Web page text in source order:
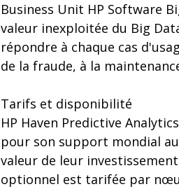
Business Unit HP Software
valeur inexploitée du Big
répondre à chaque cas
de la fraude, à la
Tarifs et disponibilité
HP Haven Predictive
pour son support mondial
valeur de leur
optionnel est tarifée par